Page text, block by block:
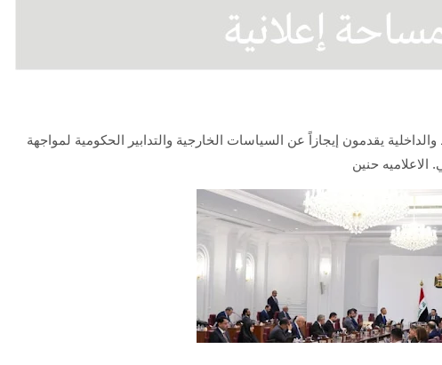
يقدمون إيجازاً عن السياسات الخارجية والتدابير الحكومية لمواجهة
الاعلاميه حنين